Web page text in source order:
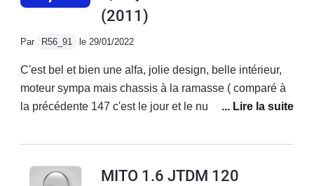
mais ce n'est pas la plupart du temps...Voiture assez
confortable.Très belle sonorité qui donne envie
d'accélerer, même avec la ligne d'origine.Enfin
magnifique design, c'est une voiture très belle à
regarder.
(2011)
Par R56_91 le 29/01/2022
C'est bel et bien une alfa, jolie design, belle intérieur,
moteur sympa mais chassis à la ramasse ( comparé à
la précédente 147 c'est le jour et le nuit...) Fiabilité à
km...).Je ne l'ai finalement gardé seulement 1 an.2000
du haut moteur (multi air) et entretien classique suite à
MITO 1.6 JTDM 120